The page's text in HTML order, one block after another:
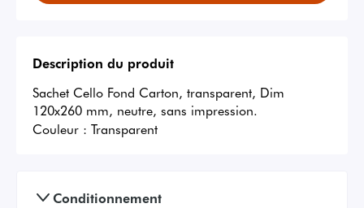
Description du produit
Sachet Cello Fond Carton, transparent, Dim
120x260 mm, neutre, sans impression.
Couleur : Transparent
Conditionnement